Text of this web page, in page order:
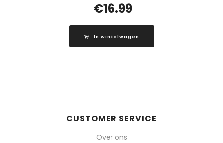
€16.99
In winkelwagen
CUSTOMER SERVICE
Over ons